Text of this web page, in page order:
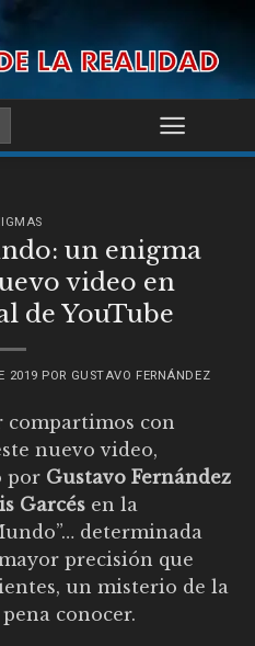
un enigma
video en
de YouTube
2019 POR GUSTAVO FERNÁNDEZ
compartimos con
nuevo video,
por Gustavo Fernández
Garcés en la
determinada
precisión que
un misterio de la
conocer.